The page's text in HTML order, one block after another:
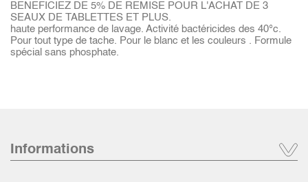
BENEFICIEZ DE 5% DE REMISE POUR L'ACHAT DE 3
SEAUX DE TABLETTES ET PLUS.
haute performance de lavage. Activité bactéricides des 40°c.
Pour tout type de tache. Pour le blanc et les couleurs . Formule
spécial sans phosphate.
Informations